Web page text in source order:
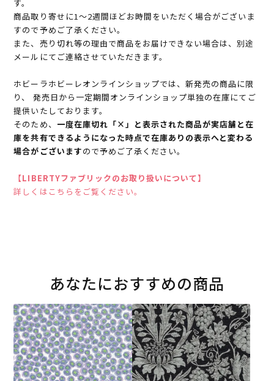
す。
商品取り寄せに1～2週間ほどお時間をいただく場合がございま
すので予めご了承ください。
また、売り切れ等の理由で商品をお届けできない場合は、別途
メールにてご連絡させていただきます。
ホビーラホビーレオンラインショップでは、新発売の商品に限
り、 発売日から一定期間オンラインショップ単独の在庫にてご
提供いたしております。
そのため、 一度在庫切れ「×」と表示された商品が実店舗と在
庫を共有できるようになった時点で在庫ありの表示へと変わる
場合がございますので予めご了承ください。
【LIBERTYファブリックのお取り扱いについて】
詳しくはこちらをご覧ください。
あなたにおすすめの商品